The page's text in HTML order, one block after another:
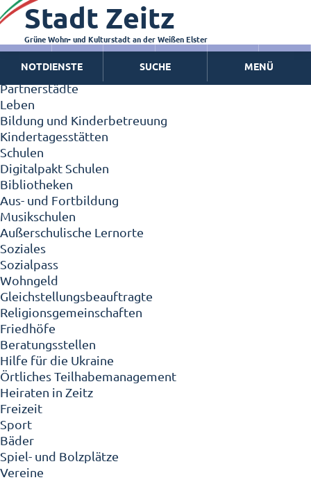
Zeitz - Die Kleinstadt
Willkommen in Zeitz!
Interview mit Oberbürgermeister Christian Thieme
Zeitz - Stadt der Zukunft
Ortschaften
Partnerstädte
Leben
Bildung und Kinderbetreuung
Kindertagesstätten
Schulen
Digitalpakt Schulen
Bibliotheken
Aus- und Fortbildung
Musikschulen
Außerschulische Lernorte
Soziales
Sozialpass
Wohngeld
Gleichstellungsbeauftragte
Religionsgemeinschaften
Friedhöfe
Beratungsstellen
Hilfe für die Ukraine
Örtliches Teilhabemanagement
Heiraten in Zeitz
Freizeit
Sport
Bäder
Spiel- und Bolzplätze
Vereine
Stadt Zeitz
Grüne Wohn- und Kulturstadt an der Weißen Elster
NOTDIENSTE SUCHE MENÜ